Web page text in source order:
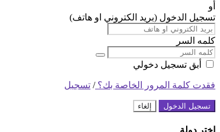
أو
تسجيل الدخول (بريد الكتروني او هاتف)
كلمه السر
أبق تسجيل دخولي
فقدت كلمة المرور الخاصة بك؟/ تسجيل
تسجيل الدخول إلغاء